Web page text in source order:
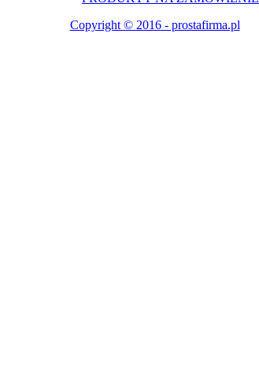
Copyright © 2016 - prostafirma.pl